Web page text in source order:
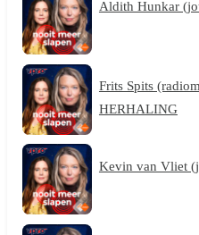
Aldith Hunkar
Frits Spits
HERHALING
Kevin van Vliet